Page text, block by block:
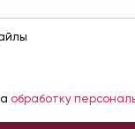
обработку